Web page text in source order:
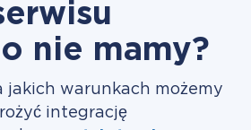
nie mamy?
jakich warunkach możemy
integrację